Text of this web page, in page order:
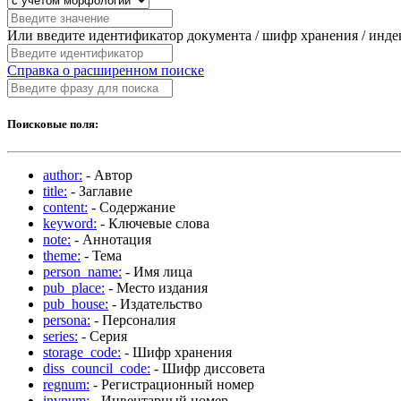
Или введите идентификатор документа / шифр хранения /
Справка о расширенном поиске
Поисковые поля:
author: - Автор
title: - Заглавие
content: - Содержание
keyword: - Ключевые слова
note: - Аннотация
theme: - Тема
person_name: - Имя лица
pub_place: - Место издания
pub_house: - Издательство
persona: - Персоналия
series: - Серия
storage_code: - Шифр хранения
diss_council_code: - Шифр диссовета
regnum: - Регистрационный номер